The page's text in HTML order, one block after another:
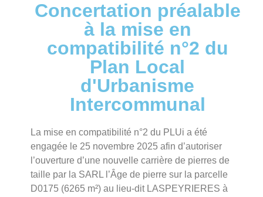
Concertation préalable
à la mise en
compatibilité n°2 du
Plan Local
d'Urbanisme
Intercommunal
La mise en compatibilité n°2 du PLUi a été
engagée le 25 novembre 2025 afin d’autoriser
l’ouverture d’une nouvelle carrière de pierres de
taille par la SARL l’Âge de pierre sur la parcelle
D0175 (6265 m²) au lieu-dit LASPEYRIERES à